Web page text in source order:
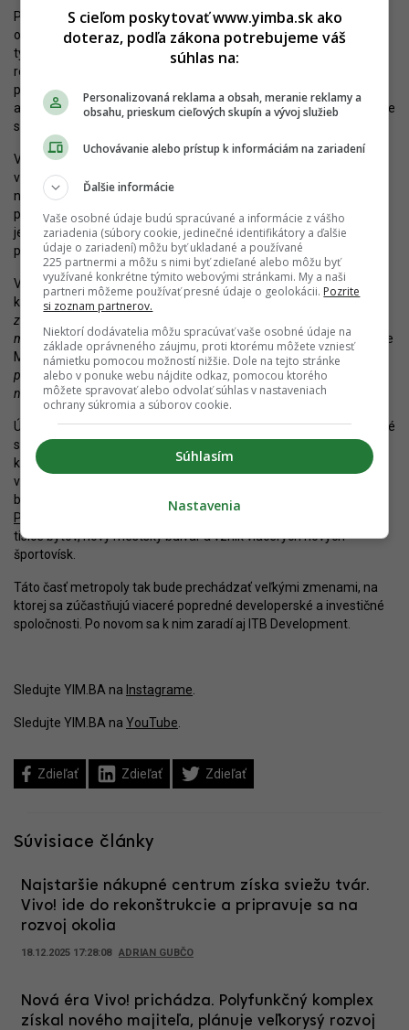
Popri investíciách do nového developmentu sa usiluje aj
o zvýšenie atraktivity nákupného centra Vivo! Pred niekoľkými
týždňami preto začala rozsiahla rekonštrukcia, ktorá má
reflektovať „predovšetkým na potreby ľudí“ a brať do úvahy
plánovaný developerský rozvoj lokality v okolí Kuchajdy. Investor
avizuje, že plánuje vytvoriť praktické lokálne nákupné centrum, kde
si budú môcť návštevníci vybaviť všetko, čo potrebujú.
Viaceré prevádzky sa preto skvalitnia, okrem toho sa ráta s
vylepšením foodcourtu, rozšírením gastro ponuky či otvorením
nového fitness centra. Súčasťou rekonštrukcie bude návrat k
pôvodnému pôdorysu, ktorý v minulosti umožňoval zákazníkom
jednoduchšiu orientáciu. Zároveň pribudnú aj nové navigačné
prvky.
Výsledkom tak má byť posilnenie významu v živote miestnej
komunity a obyvateľov Nového Mesta.
„Našou víziou je
zmodernizovať centrum tak, aby bolo praktickým a ľahko dostupným
miestom, ktoré ľudia radi navštevujú,“uviedla Denisa Kráľová, Centre
Manager VIVO! Bratislava.„Zároveň kladieme veľký dôraz na to, aby
pod jednou strechou našli návštevníci všetko, čo potrebujú, a to od
nákupov cez kvalitné stravovanie až po aktívny oddych.“
Úpravy prichádzajú v čase, keď sú ohlasované nové projekty a prvé
sa už začínajú realizovať. Do budúcna sa očakáva vznik omnoho
kompaktnejšej mestskej štvrte, ktorú možno aj vďaka pomerne
vysokej koncentrácii výškových budov označiť za „druhý
bratislavský downtown“. Kľúčovou bude najmä premena
Pasienkov
tisíce bytov, nový mestský bulvár a vznik viacerých nových
športovísk.
Táto časť metropoly tak bude prechádzať veľkými zmenami, na
ktorej sa zúčastňujú viaceré popredné developerské a investičné
spoločnosti. Po novom sa k nim zaradí aj ITB Development.
Sledujte YIM.BA na Instagrame
Sledujte YIM.BA na YouTube
Zdieľať Zdieľať Zdieľať
Súvisiace články
Najstaršie nákupné centrum získa sviežu tvár.
Vivo! ide do rekonštrukcie a pripravuje sa na
rozvoj okolia
18.12.2025 17:28:08 ADRIAN GUBČO
Nová éra Vivo! prichádza. Polyfunkčný komplex
získal nového majiteľa, plánuje veľkorysý rozvoj
S cieľom poskytovať www.yimba.sk ako
doteraz, podľa zákona potrebujeme váš
súhlas na:
Personalizovaná reklama a obsah, meranie reklamy a
obsahu, prieskum cieľových skupín a vývoj služieb
Uchovávanie alebo prístup k informáciám na zariadení
Ďalšie informácie
Vaše osobné údaje budú spracúvané a informácie z vášho
zariadenia (súbory cookie, jedinečné identifikátory a ďalšie
údaje o zariadení) môžu byť ukladané a používané
225 partnermi a môžu s nimi byť zdieľané alebo môžu byť
využívané konkrétne týmito webovými stránkami. My a naši
partneri môžeme používať presné údaje o geolokácii. Pozrite
si zoznam partnerov.
Niektorí dodávatelia môžu spracúvať vaše osobné údaje na
základe oprávneného záujmu, proti ktorému môžete vzniesť
námietku pomocou možností nižšie. Dole na tejto stránke
alebo v ponuke webu nájdite odkaz, pomocou ktorého
môžete spravovať alebo odvolať súhlas v nastaveniach
ochrany súkromia a súborov cookie.
Súhlasím
Nastavenia